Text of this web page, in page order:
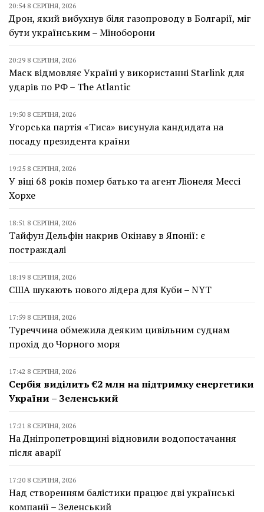
20:54 8 СЕРПНЯ, 2026
Дрон, який вибухнув біля газопроводу в Болгарії, міг
бути українським – Міноборони
20:29 8 СЕРПНЯ, 2026
Маск відмовляє Україні у використанні Starlink для
ударів по РФ – The Atlantic
19:50 8 СЕРПНЯ, 2026
Угорська партія «Тиса» висунула кандидата на
посаду президента країни
19:25 8 СЕРПНЯ, 2026
У віці 68 років помер батько та агент Ліонеля Мессі
Хорхе
18:51 8 СЕРПНЯ, 2026
Тайфун Дельфін накрив Окінаву в Японії: є
постраждалі
18:19 8 СЕРПНЯ, 2026
США шукають нового лідера для Куби – NYT
17:59 8 СЕРПНЯ, 2026
Туреччина обмежила деяким цивільним суднам
прохід до Чорного моря
17:42 8 СЕРПНЯ, 2026
Сербія виділить €2 млн на підтримку енергетики
України – Зеленський
17:21 8 СЕРПНЯ, 2026
На Дніпропетровщині відновили водопостачання
після аварії
17:20 8 СЕРПНЯ, 2026
Над створенням балістики працює дві українські
компанії – Зеленський